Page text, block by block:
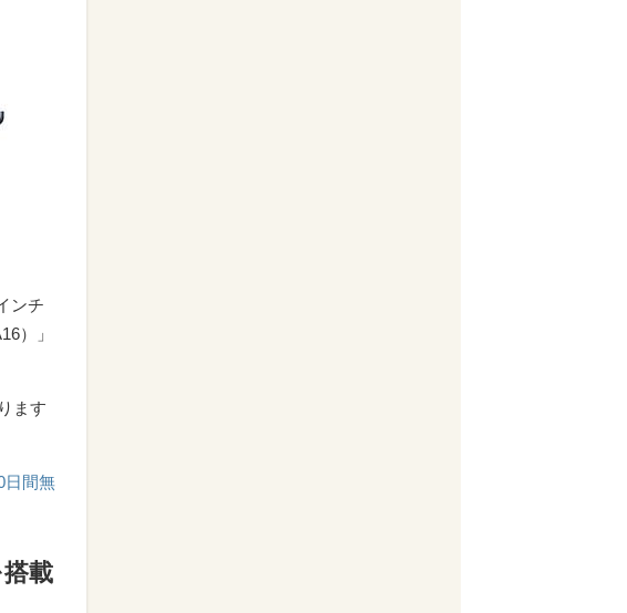
ンチ
）」
ます
日間無
載